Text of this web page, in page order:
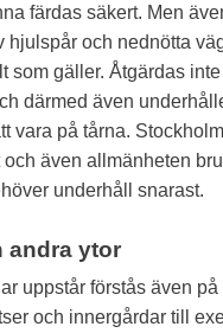
färdas säkert. Men
hjulspår och nednötta
som gäller. Åtgärdas
därmed även
vara på tårna.
även allmänheten
underhåll snarast.
andra ytor
uppstår förstås även
och innergårdar till